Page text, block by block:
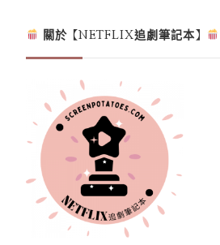
關於【NETFLIX追劇筆記本】